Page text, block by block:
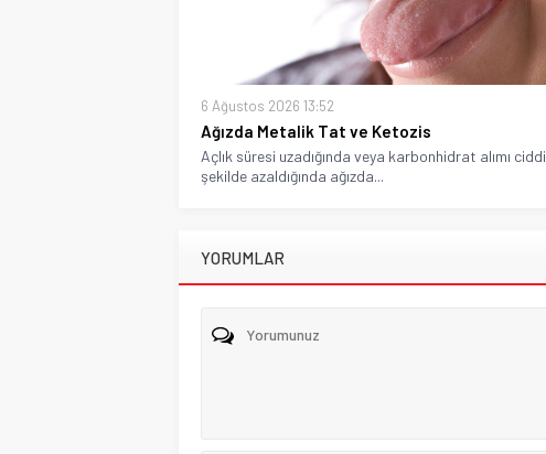
6 Ağustos 2026 13:52
Ağızda Metalik Tat ve Ketozis
Açlık süresi uzadığında veya karbonhidrat alımı ciddi
şekilde azaldığında ağızda...
YORUMLAR